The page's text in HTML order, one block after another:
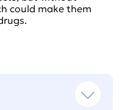
could make them